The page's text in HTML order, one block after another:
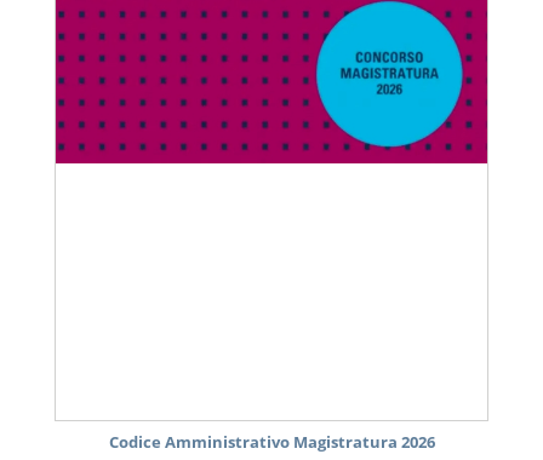
Codice Amministrativo Magistratura 2026